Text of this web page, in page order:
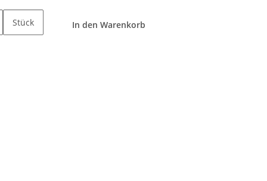
Stück In den Warenkorb